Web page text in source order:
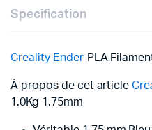
Specification
Creality Ender-PLA
À propos de cet article
1.0Kg 1.75mm